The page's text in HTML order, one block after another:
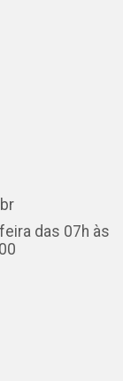
das 07h às